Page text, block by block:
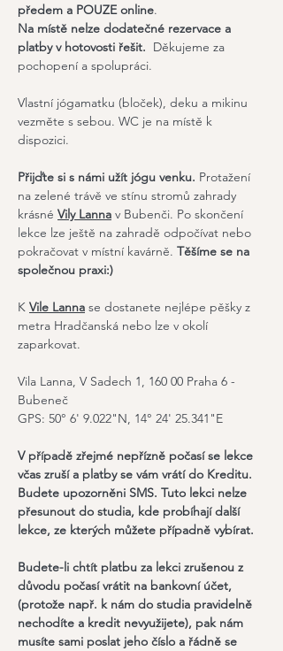
předem a POUZE online.
Na místě nelze dodatečné rezervace a
platby v hotovosti řešit. Děkujeme za
pochopení a spolupráci.
Vlastní jógamatku (bloček), deku a mikinu
vezměte s sebou. WC je na místě k
dispozici.
Přijďte si s námi užít jógu venku. Protažení
na zelené trávě ve stínu stromů zahrady
krásné Vily Lanna v Bubenči. Po skončení
lekce lze ještě na zahradě odpočívat nebo
pokračovat v místní kavárně. Těšíme se na
společnou praxi:)
K Vile Lanna se dostanete nejlépe pěšky z
metra Hradčanská nebo lze v okolí
zaparkovat.
Vila Lanna, V Sadech 1, 160 00 Praha 6 -
Bubeneč
GPS: 50° 6' 9.022"N, 14° 24' 25.341"E
V případě zřejmé nepřízně počasí se lekce
včas zruší a platby se vám vrátí do Kreditu.
Budete upozorněni SMS. Tuto lekci nelze
přesunout do studia, kde probíhají další
lekce, ze kterých můžete případně vybírat.
Budete-li chtít platbu za lekci zrušenou z
důvodu počasí vrátit na bankovní účet,
(protože např. k nám do studia pravidelně
nechodíte a kredit nevyužijete), pak nám
musíte sami poslat jeho číslo a řádně se